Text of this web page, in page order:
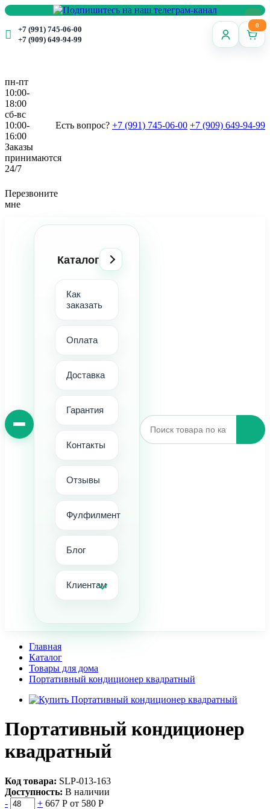
+7 (991) 745-06-00
+7 (909) 649-94-99
0
пн-пт
10:00-
18:00
сб-вс
10:00-
16:00
Заказы
принимаются
24/7
Есть вопрос? +7 (991) 745-06-00 +7 (909) 649-94-99
Перезвоните
мне
Каталог
Как
заказать
Оплата
Доставка
Гарантия
Контакты
Отзывы
Фулфилмент
Блог
Клиентам
Главная
Каталог
Товары для дома
Портативный кондиционер квадратный
Портативный кондиционер
квадратный
Код товара: SLР-013-163
Доступность: В наличии
-
+ 667 Р от 580 Р